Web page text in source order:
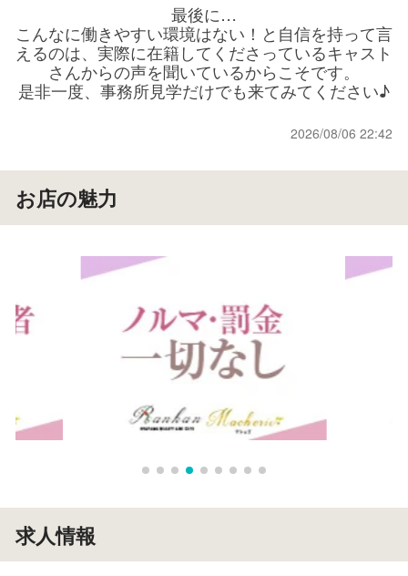
最後に…
こんなに働きやすい環境はない！と自信を持って言
えるのは、実際に在籍してくださっているキャスト
さんからの声を聞いているからこそです。
是非一度、事務所見学だけでも来てみてください♪
2026/08/06 22:42
お店の魅力
求人情報